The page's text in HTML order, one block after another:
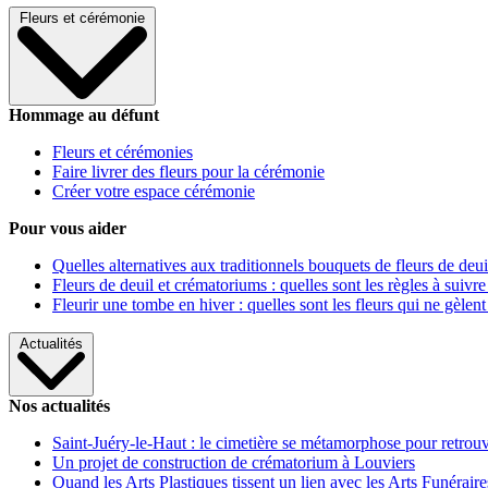
Fleurs et cérémonie
Hommage au défunt
Fleurs et cérémonies
Faire livrer des fleurs pour la cérémonie
Créer votre espace cérémonie
Pour vous aider
Quelles alternatives aux traditionnels bouquets de fleurs de
Fleurs de deuil et crématoriums : quelles sont les règles à
Fleurir une tombe en hiver : quelles sont les fleurs qui ne gèlent
Actualités
Nos actualités
Saint-Juéry-le-Haut : le cimetière se métamorphose pour
Un projet de construction de crématorium à Louviers
Quand les Arts Plastiques tissent un lien avec les Arts